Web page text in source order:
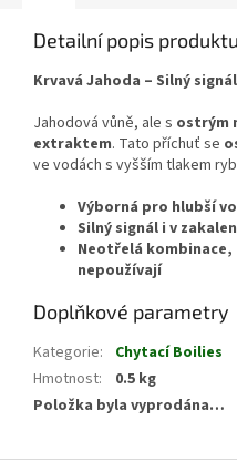
Detailní popis produktu
Krvavá Jahoda – Silný
Jahodová vůně, ale s ostrým
extraktem. Tato příchuť se
ve vodách s vyšším tlakem
Výborná pro hlubší
Silný signál i v
Neotřelá
nepoužívají
Doplňkové parametry
Kategorie:
Chytací Boilies
Hmotnost:
0.5 kg
Položka byla vyprodána…